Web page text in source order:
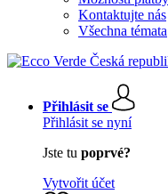
Kontaktujte nás
Všechna témata
Přihlásit se
Přihlásit se nyní
Jste tu poprvé?
Vytvořit účet